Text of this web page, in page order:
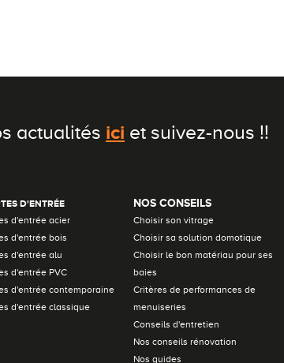
actualités ici et suivez-nous !!
D'ENTRÉE
d'entrée acier
d'entrée bois
d'entrée alu
d'entrée PVC
d'entrée contemporaine
d'entrée classique
NOS CONSEILS
Choisir son vitrage
Choisir sa solution domotique
Choisir le bon matériau pour ses
baies
Critères de performances de
menuiseries
Conseils d'entretien
Nos conseils rénovation
Nos guides